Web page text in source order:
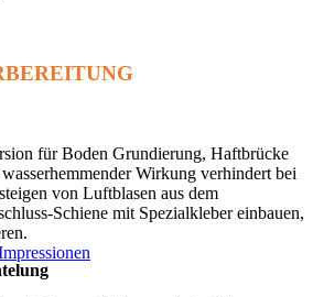
für Boden Grundierung, Haftbrücke
Wirkung verhindert bei
von Luftblasen aus dem
Schiene mit Spezialkleber einbauen,